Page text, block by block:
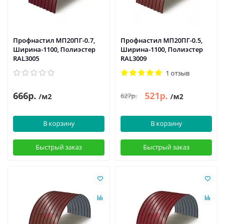
Профнастил МП20ПГ-0.7,
Ширина-1100, Полиэстер
RAL3005
666р. /м2
В корзину
Быстрый заказ
Профнастил МП20ПГ-0.5,
Ширина-1100, Полиэстер
RAL3009
1 отзыв
627р. 521р. /м2
В корзину
Быстрый заказ